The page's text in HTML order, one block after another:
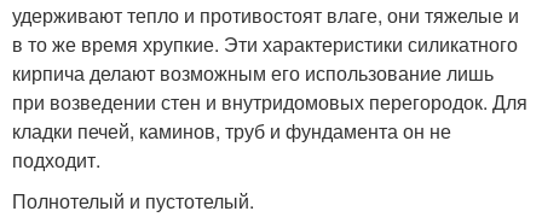
удерживают тепло и противостоят влаге, они тяжелые и
в то же время хрупкие. Эти характеристики силикатного
кирпича делают возможным его использование лишь
при возведении стен и внутридомовых перегородок. Для
кладки печей, каминов, труб и фундамента он не
подходит.
Полнотелый и пустотелый.